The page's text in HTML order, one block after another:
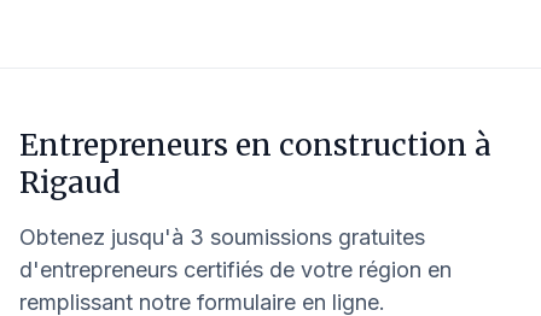
Entrepreneurs en construction à
Rigaud
Obtenez jusqu'à 3 soumissions gratuites
d'entrepreneurs certifiés de votre région en
remplissant notre formulaire en ligne.